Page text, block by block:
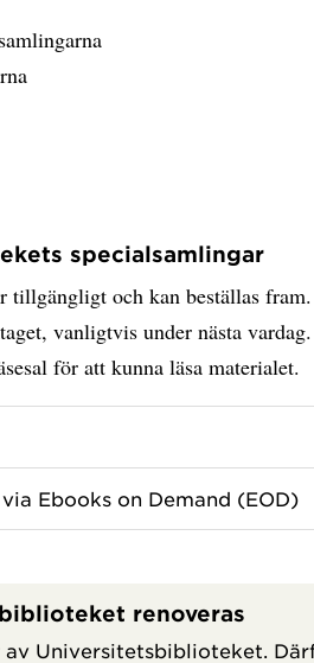
specialsamlingar
tillgängligt och kan beställas
vanligtvis under nästa
för att kunna läsa materialet.
Ebooks on Demand (EOD)
renoveras
av Universitetsbiblioteket.